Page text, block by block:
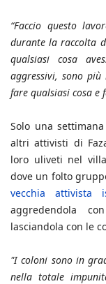
“Faccio questo
durante la raccolta
qualsiasi cosa
aggressivi, sono
fare qualsiasi cosa e
Solo una
altri attivisti di
loro uliveti nel
dove un folto
vecchia attivista
aggredendola
lasciandola con le
"I coloni sono in
nella totale